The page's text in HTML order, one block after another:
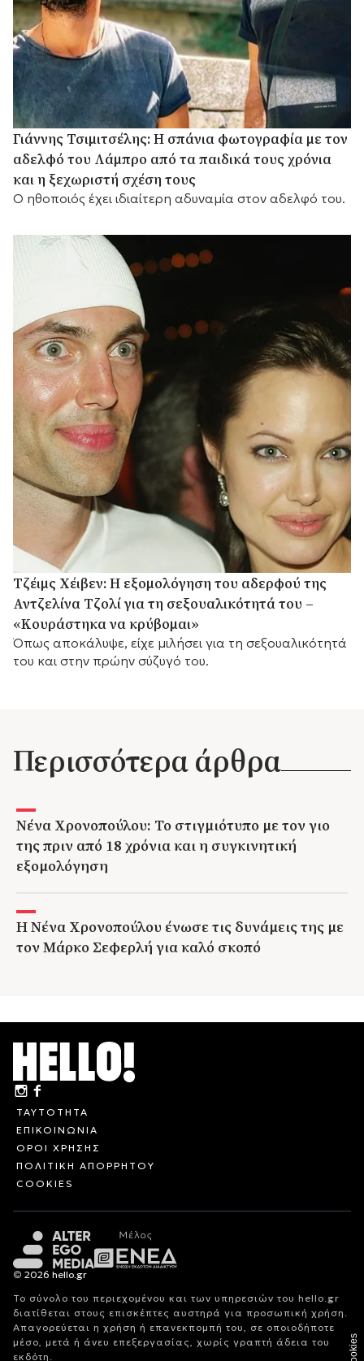
Γιάννης Τσιμιτσέλης: Η σπάνια φωτογραφία με τον
αδελφό του Λάμπρο από τα παιδικά τους χρόνια
και η ξεχωριστή σχέση τους
Ο ηθοποιός έχει ιδιαίτερη αδυναμία στον αδελφό του.
Τζέιμς Χέιβεν: Η εξομολόγηση του αδερφού της
Αντζελίνα Τζολί για τη σεξουαλικότητά του –
«Κουράστηκα να κρύβομαι»
Όπως αποκάλυψε, είχε μιλήσει για τη σεξουαλικότητά
του και στην πρώην σύζυγό του.
Περισσότερα άρθρα
Νένα Χρονοπούλου: Το στιγμιότυπο με τον γιο
της πριν από 18 χρόνια και η συγκινητική
εξομολόγηση
Η Νένα Χρονοπούλου ένωσε τις δυνάμεις της με
τον Μάρκο Σεφερλή για καλό σκοπό
ΤΑΥΤΟΤΗΤΑ
ΕΠΙΚΟΙΝΩΝΙΑ
ΟΡΟΙ ΧΡΗΣΗΣ
ΠΟΛΙΤΙΚΗ ΑΠΟΡΡΗΤΟΥ
COOKIES
© 2026 hello.gr
Το σύνολο του περιεχομένου και των υπηρεσιών του hello.gr
διατίθεται στους επισκέπτες αυστηρά για προσωπική χρήση.
Απαγορεύεται η χρήση ή επανεκπομπή του, σε οποιοδήποτε
μέσο, μετά ή άνευ επεξεργασίας, χωρίς γραπτή άδεια του
εκδότη.
Cookies